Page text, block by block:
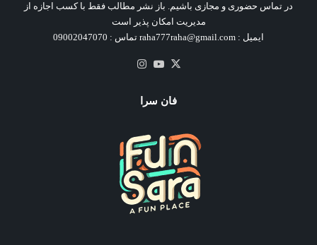
در تماس حضوری و مجازی باشیم. باز نشر مطالب فقط با کسب اجازه از
مدیریت امکان پذیر است
ایمیل : raha777raha@gmail.com تماس : 09002047070
X یوتیوب
فان سرا